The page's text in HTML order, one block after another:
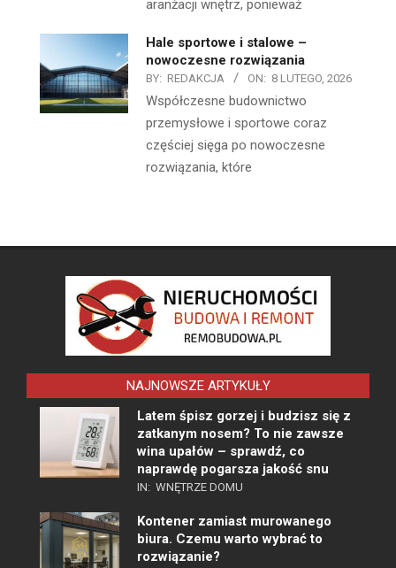
aranżacji wnętrz, ponieważ
Hale sportowe i stalowe –
nowoczesne rozwiązania
BY: REDAKCJA ON: 8 LUTEGO, 2026
Współczesne budownictwo
przemysłowe i sportowe coraz
częściej sięga po nowoczesne
rozwiązania, które
NAJNOWSZE ARTYKUŁY
Latem śpisz gorzej i budzisz się z
zatkanym nosem? To nie zawsze
wina upałów – sprawdź, co
naprawdę pogarsza jakość snu
IN: WNĘTRZE DOMU
Kontener zamiast murowanego
biura. Czemu warto wybrać to
rozwiązanie?